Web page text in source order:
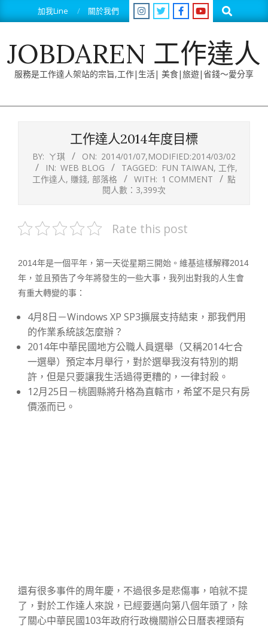
to
加我Line 關於我們 Search
JOBDAREN 工作達人
服務是工作達人架站的宗旨,工作|生活| 美食|旅遊|省錢～愛分享
工作達人2014年度目標
BY: ㄚ琪 ON: 2014/01/07,MODIFIED:2014/03/02
IN: WEB BLOG TAGGED: FUN TAIWAN, 工作,
工作達人, 賺錢, 部落格 WITH: 1 COMMENT
點
閱人數：3,399次
Rate this post
2014年是一個平年，第一天從星期三開始。維基這樣解釋2014
年，並且預告了今年將發生的一些大事，我列出對我的人生會
有重大轉變的事：
4月8日－Windows XP SP3擴展支持結束，那我們用
的作業系統該怎麼辦？
2014年中華民國地方公職人員選舉（又稱2014七合
一選舉）預定本月舉行，對於選舉我沒有特別的期
許，但是只要讓我生活過得更糟的，一律封殺。
12月25日－桃園縣將升格為直轄市，希望不是只有房
價漲而已。
還有很多事件的周年慶，不過很多是悲傷事，咱就不提
了，對於工作達人來說，已經要邁向第八個年頭了，除
了關心中華民國103年政府行政機關辦公日曆表裡頭有